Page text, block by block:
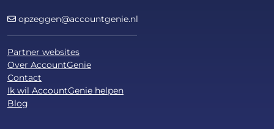
opzeggen@accountgenie.nl
Partner websites
Over AccountGenie
Contact
Ik wil AccountGenie helpen
Blog